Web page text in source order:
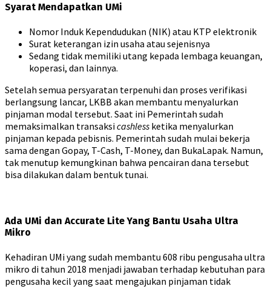
Syarat Mendapatkan UMi
Nomor Induk Kependudukan (NIK) atau KTP elektronik
Surat keterangan izin usaha atau sejenisnya
Sedang tidak memiliki utang kepada lembaga keuangan,
koperasi, dan lainnya.
Setelah semua persyaratan terpenuhi dan proses verifikasi
berlangsung lancar, LKBB akan membantu menyalurkan
pinjaman modal tersebut. Saat ini Pemerintah sudah
memaksimalkan transaksicashless ketika menyalurkan
pinjaman kepada pebisnis. Pemerintah sudah mulai bekerja
sama dengan Gopay, T-Cash, T-Money, dan BukaLapak. Namun,
tak menutup kemungkinan bahwa pencairan dana tersebut
bisa dilakukan dalam bentuk tunai.
Ada UMi dan Accurate Lite Yang Bantu Usaha Ultra
Mikro
Kehadiran UMi yang sudah membantu 608 ribu pengusaha ultra
mikro di tahun 2018 menjadi jawaban terhadap kebutuhan para
pengusaha kecil yang saat mengajukan pinjaman tidak